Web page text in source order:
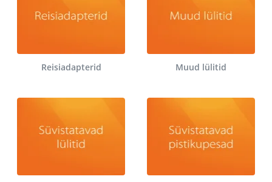
Reisiadapterid Muud lülitid